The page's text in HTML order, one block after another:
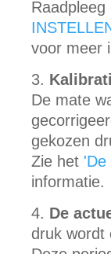
Raadpleeg
voor meer
De mate
gekozen
Zie het 'De
informatie.
De
druk wordt